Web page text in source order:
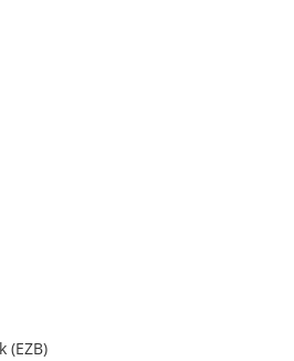
(EZB)